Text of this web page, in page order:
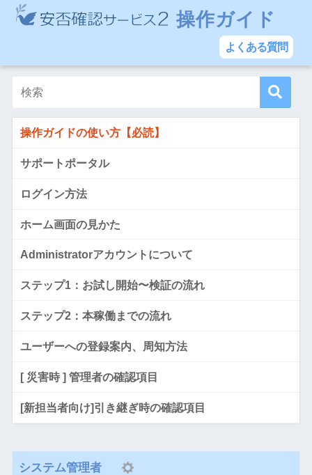
操作ガイド
よくある質問
操作ガイドの使い方【必読】
サポートポータル
ログイン方法
ホーム画面の見かた
Administratorアカウントについて
ステップ1：お試し開始〜検証の流れ
ステップ2：本稼働までの流れ
ユーザーへの登録案内、周知方法
[ 災害時 ] 管理者の確認項目
[新担当者向け]引き継ぎ時の確認項目
システム管理者